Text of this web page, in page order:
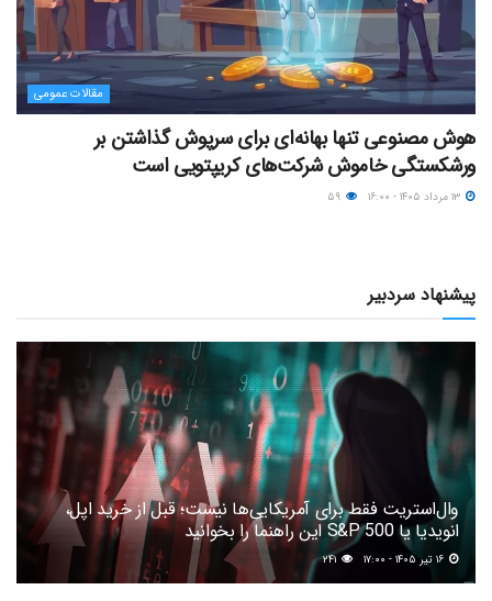
مقالات عمومی
هوش مصنوعی تنها بهانه‌ای برای سرپوش گذاشتن بر
ورشکستگی خاموش شرکت‌های کریپتویی است
پیشنهاد سردبیر
وال‌استریت فقط برای آمریکایی‌ها نیست؛ قبل از خرید اپل،
انویدیا یا S&P 500 این راهنما را بخوانید
۲۴۱